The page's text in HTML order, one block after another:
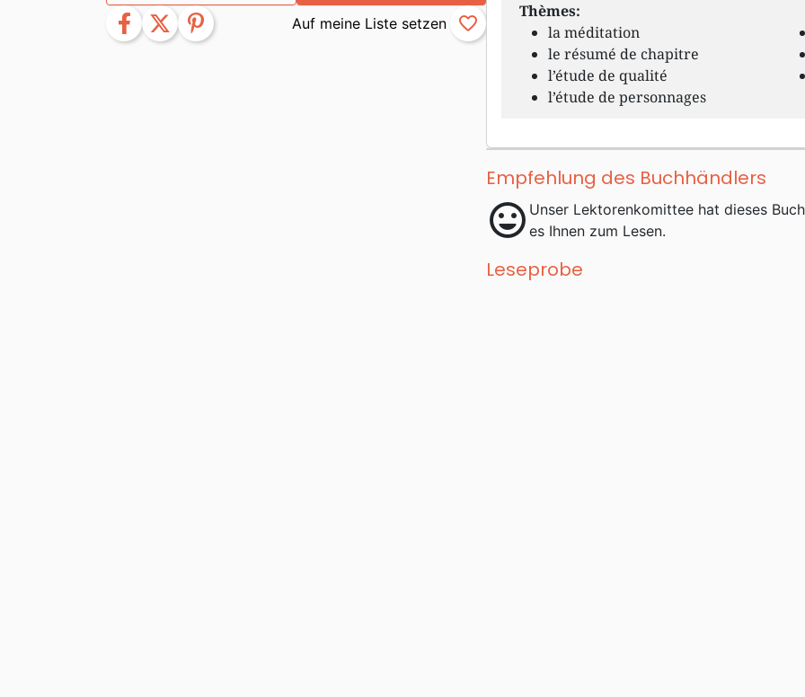
Thèmes:
la méditation
le résumé de chapitre
l’étude de qualité
l’étude de personnages
Empfehlung des Buchhändlers
moodUnser Lektorenkomittee hat dieses
es Ihnen zum Lesen.
Leseprobe
facebook twitter pinterest favorite_border